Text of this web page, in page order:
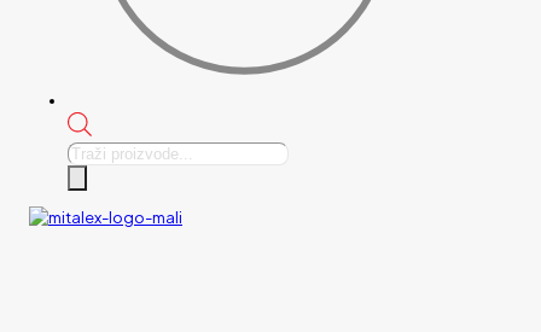
Products